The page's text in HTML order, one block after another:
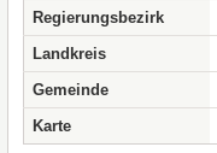
Regierungsbezirk
Landkreis
Gemeinde
Karte